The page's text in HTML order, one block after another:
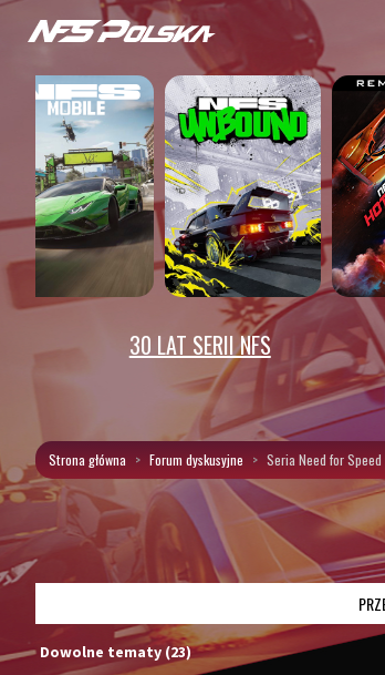
30 LAT SERII NFS
Strona główna Forum dyskusyjne Seria Need for Speed
Dowolne tematy (23)